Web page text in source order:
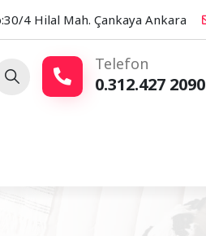
4 Hilal Mah. Çankaya Ankara
Telefon
0.312.427 2090